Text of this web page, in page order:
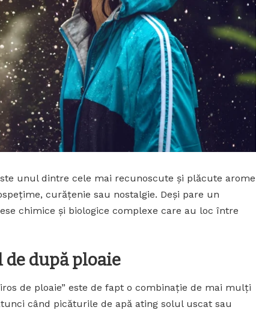
unul dintre cele mai recunoscute și plăcute arome
curățenie sau nostalgie. Deși pare un
chimice și biologice complexe care au loc între
după ploaie
de ploaie” este de fapt o combinație de mai mulți
când picăturile de apă ating solul uscat sau